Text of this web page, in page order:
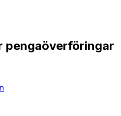
pengaöverföringar